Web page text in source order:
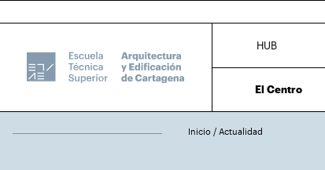
HUB
El Centro
Inicio / Actualidad